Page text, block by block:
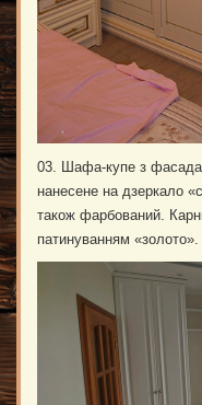
03. Шафа-купе з
нанесене на дзеркало
також фарбований.
патинуванням «золото».